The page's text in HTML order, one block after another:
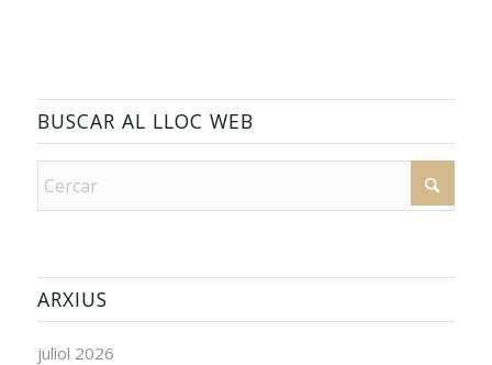
BUSCAR AL LLOC WEB
ARXIUS
juliol 2026